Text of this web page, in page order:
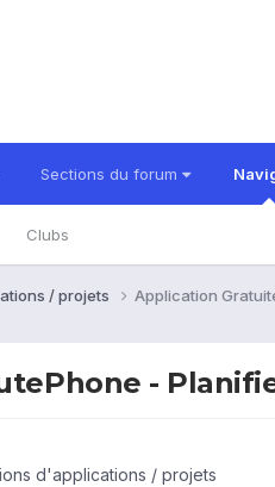
Sections du forum
Clubs
/ projets Application
-
d'applications / projets